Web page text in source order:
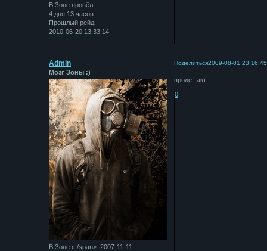
В Зоне провёл:
4 дня 13 часов
Прошлый рейд:
2010-06-20 13:33:14
Поделиться2009-08-01 23:16:45
Admin
Мозг Зоны :)
В Зоне с:/span>: 2007-11-11
вроде так)
0